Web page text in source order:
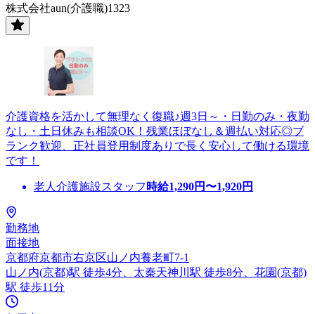
株式会社aun(介護職)1323
介護資格を活かして無理なく復職♪週3日～・日勤のみ・夜勤
なし・土日休みも相談OK！残業ほぼなし＆週払い対応◎ブ
ランク歓迎、正社員登用制度ありで長く安心して働ける環境
です！
老人介護施設スタッフ 時給1,290円〜1,920円
勤務地
面接地
京都府京都市右京区山ノ内養老町7-1
山ノ内(京都)駅 徒歩4分、太秦天神川駅 徒歩8分、花園(京都)
駅 徒歩11分